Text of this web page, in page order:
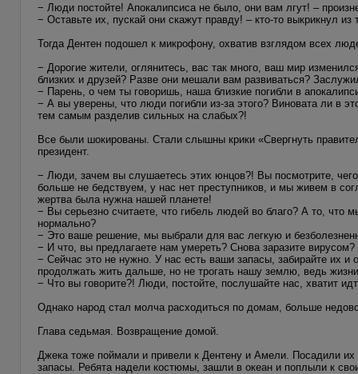
− Люди постойте! Апокалипсиса не было, они вам лгут! –
− Оставьте их, пускай они скажут правду! – кто-то выкрикнул из
Тогда Дентен подошел к микрофону, охватив взглядом всех
− Дорогие жители, оглянитесь, вас так много, ваш мир
близких и друзей? Разве они мешали вам развиваться?
− Парень, о чем ты говоришь, наша близкие погибли в
− А вы уверены, что люди погибли из-за этого? Виновата ли в
тем самым разделив сильных на слабых?!
Все были шокированы. Стали слышны крики «Свергнуть
президент.
− Люди, зачем вы слушаетесь этих юнцов?! Вы посмотрите,
больше не бедствуем, у нас нет преступников, и мы живем в
жертва была нужна нашей планете!
− Вы серьезно считаете, что гибель людей во благо? А то, что
нормально?
− Это ваше решение, мы выбрали для вас легкую и
− И что, вы предлагаете нам умереть? Снова заразите вирусом?
− Сейчас это не нужно. У нас есть ваши запасы, забирайте их
продолжать жить дальше, но не трогать нашу землю, ведь
− Что вы говорите?! Люди, постойте, послушайте нас, хватит
Однако народ стал молча расходиться по домам, больше
Глава седьмая. Возвращение домой.
Джека тоже поймали и привели к Дентену и Амели. Посадили
запасы. Ребята надели костюмы, зашли в океан и поплыли к